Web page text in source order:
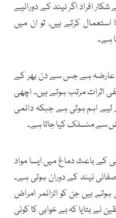
افراد اگر نیند کے دورانیے
استعمال کرتے ہیں، تو ان میں
ہے۔
عارضہ ہے جس سے دن بھر کے
اثرات مرتب ہوتے ہیں۔ اچھی
اہم ہوتی ہے جبکہ دائمی
سے منسلک کیا جاتا ہے۔
کے باعث دماغ میں ایسا مواد
نیند کے دوران ہوتی ہے۔
ہیں جن کو الزائمر امراض
نے بتایا کہ بے خوابی کا کوئی